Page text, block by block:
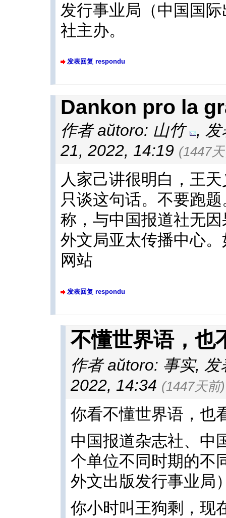
发行事业局（中国国
社主办。
发表回复 respondu
Dankon pro la
作者 aŭtoro: 山竹 , 发
21, 2022, 14:19 (1447
人家己讲很明白，王
只谈这句话。不要跑
称，与中国报道社无
外文局亚太传播中心
网站
发表回复 respondu
不懂世界语，也
作者 aŭtoro: 事实, 发
2022, 14:34 (1447天前)
你看不懂世界语，也
中国报道杂志社、中
个单位不同时期的不
外文出版发行事业局
你小时叫王狗剩，现